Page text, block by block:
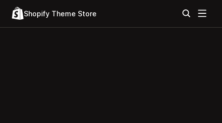
Shopify Theme Store